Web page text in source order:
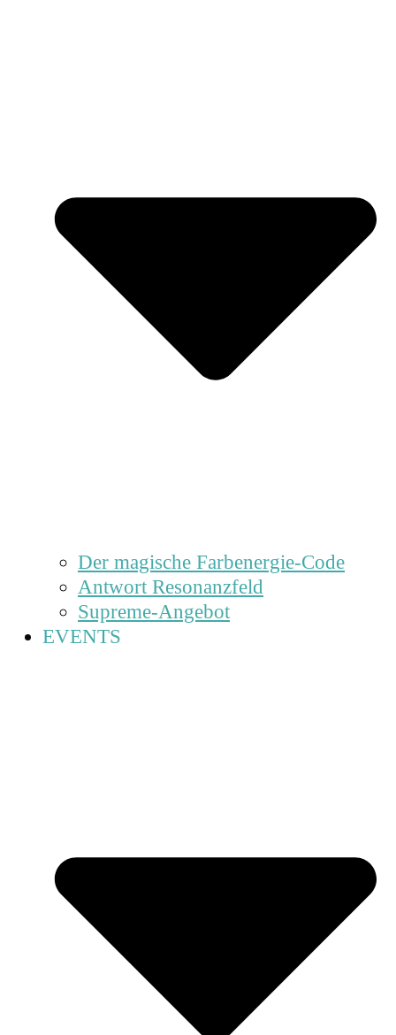
Der magische Farbenergie-Code
Antwort Resonanzfeld
Supreme-Angebot
EVENTS